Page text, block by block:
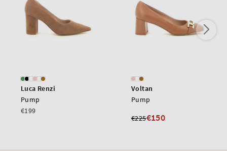
Luca Renzi
Pump
€199
Voltan
Pump
€225€150